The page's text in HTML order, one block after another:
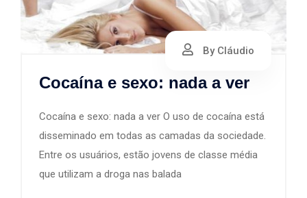
By Cláudio
Cocaína e sexo: nada a ver
Cocaína e sexo: nada a ver O uso de cocaína está
disseminado em todas as camadas da sociedade.
Entre os usuários, estão jovens de classe média
que utilizam a droga nas balada